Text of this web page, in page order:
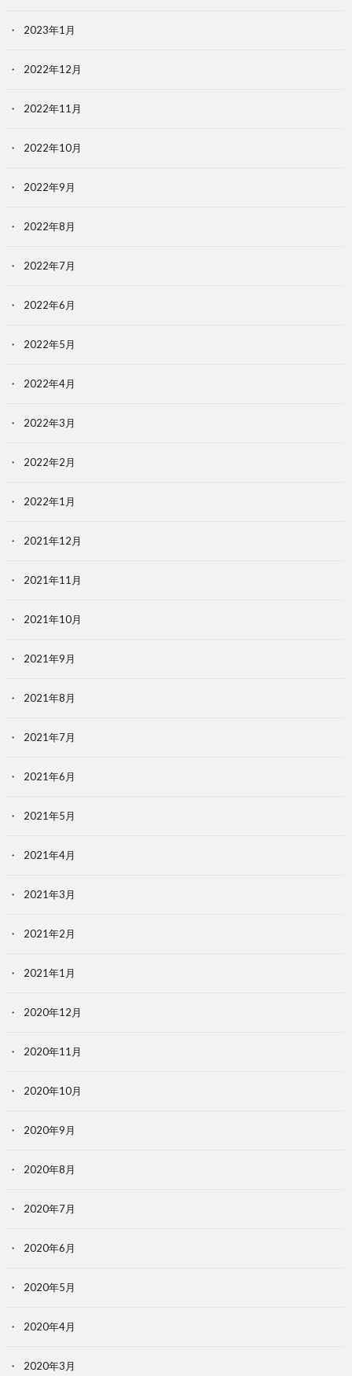
2023年1月
2022年12月
2022年11月
2022年10月
2022年9月
2022年8月
2022年7月
2022年6月
2022年5月
2022年4月
2022年3月
2022年2月
2022年1月
2021年12月
2021年11月
2021年10月
2021年9月
2021年8月
2021年7月
2021年6月
2021年5月
2021年4月
2021年3月
2021年2月
2021年1月
2020年12月
2020年11月
2020年10月
2020年9月
2020年8月
2020年7月
2020年6月
2020年5月
2020年4月
2020年3月